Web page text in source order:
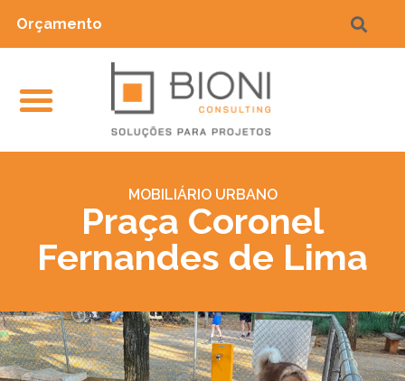
Orçamento
MOBILIÁRIO URBANO
Praça Coronel
Fernandes de Lima